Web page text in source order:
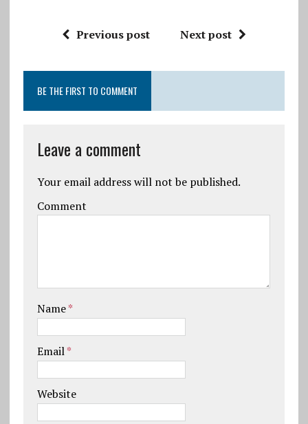
Previous post Next post
BE THE FIRST TO COMMENT
Leave a comment
Your email address will not be published.
Comment
Name*
Email*
Website